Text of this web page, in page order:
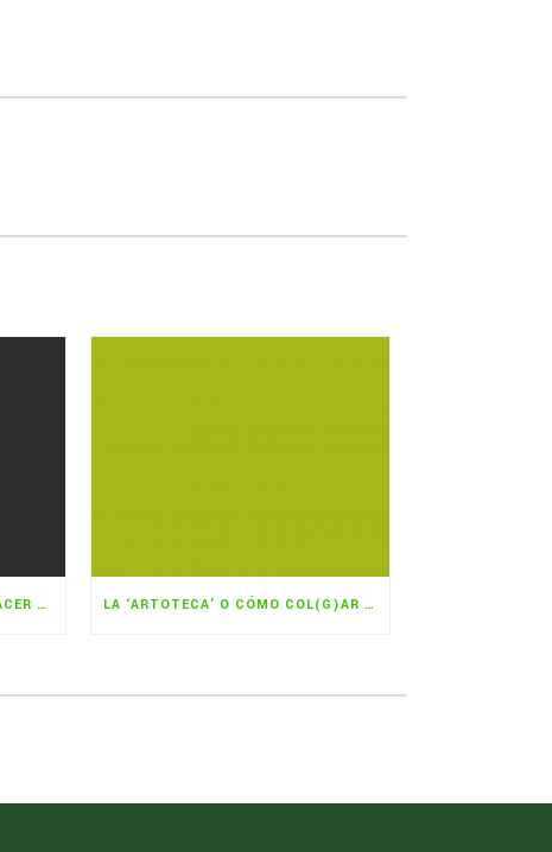
LOS VECINOS QUE QUIEREN HACER DE POBLESEC UNA CIUDAD COMESTIBLE LA ‘ARTOTECA’ O CÓMO COL(G)AR EL ARTE EN CASA O LA OFICINA